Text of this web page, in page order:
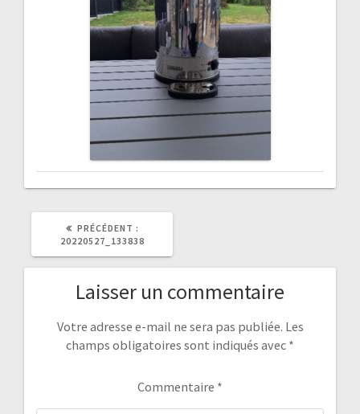
PRÉCÉDENT :
PRÉCÉDENT
20220527_133838
Laisser un commentaire
Votre adresse e-mail ne sera pas publiée. Les
champs obligatoires sont indiqués avec *
Commentaire *